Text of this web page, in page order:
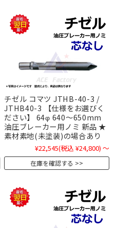
チゼル コマツ JTHB-40-3 /
JTHB40-3 【仕様をお選びく
ださい】 64φ 640～650mm
油圧ブレーカー用ノミ 新品 ★
素材素地(未塗装)の場合あり
¥22,545(税込 ¥24,800) ～
在庫を確認する